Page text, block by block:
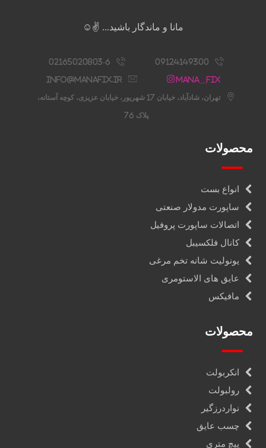
مانا و ماندگار باشید... ✌️☺️
09124149300
02165020803-6
Mana__fix
info@manafix.ir
تهران، شادآباد، خیابان 17 شهریور، خیابان عزیزی، کوچه آستانه،
پلاک 76
محصولات
انواع بست
ساپورت مدولار صنعتی
اتصالات ساپورت پروفیل
کانال فلکسیبل
یونولیت شانه تخم مرغی
عایق های الاستومری
مافیکس
محصولات
انکربولت
رولبولت
نواردرزگیر
چسب عایق
پیچ متری